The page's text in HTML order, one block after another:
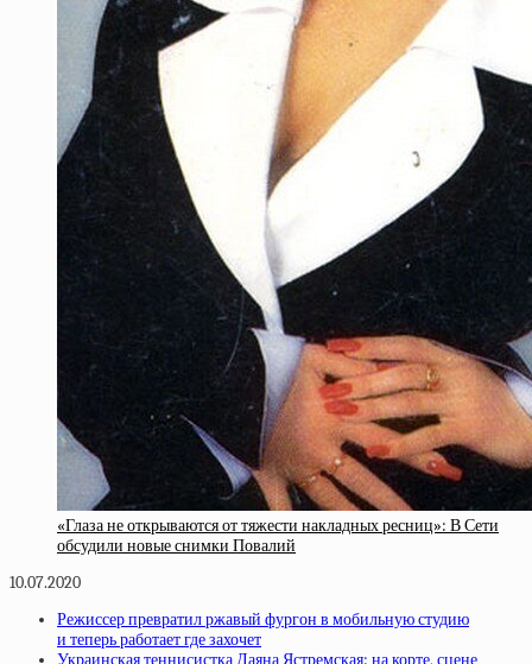
«Глаза не открываются от тяжести накладных ресниц»: В Сети
обсудили новые снимки Повалий
10.07.2020
Режиссер превратил ржавый фургон в мобильную студию
и теперь работает где захочет
Украинская теннисистка Даяна Ястремская: на корте, сцене